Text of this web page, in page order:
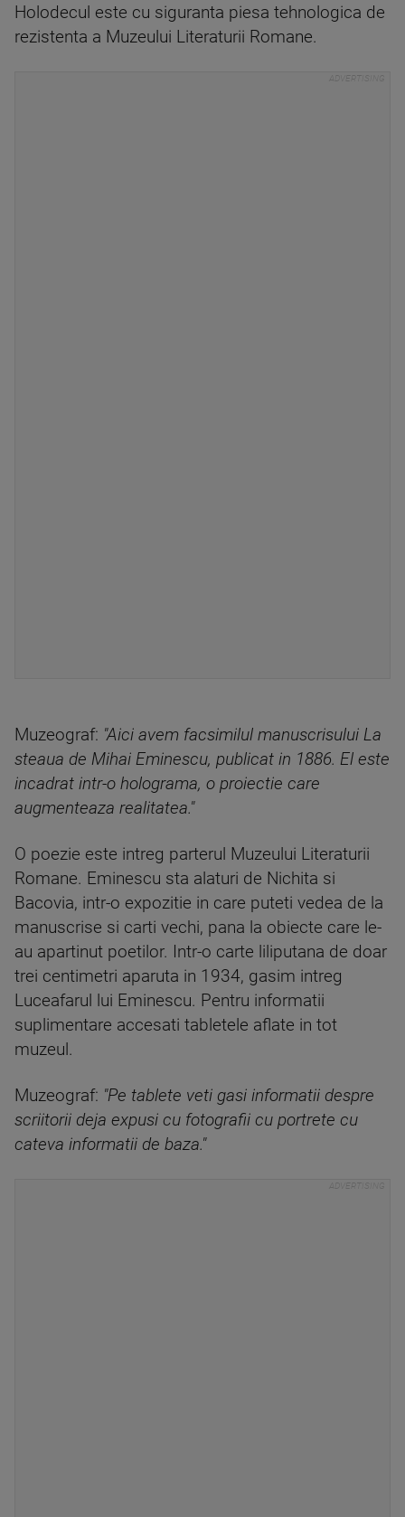
Holodecul este cu siguranta piesa tehnologica de
rezistenta a Muzeului Literaturii Romane.
Muzeograf: "Aici avem facsimilul manuscrisului La
steaua de Mihai Eminescu, publicat in 1886. El este
incadrat intr-o holograma, o proiectie care
augmenteaza realitatea."
O poezie este intreg parterul Muzeului Literaturii
Romane. Eminescu sta alaturi de Nichita si
Bacovia, intr-o expozitie in care puteti vedea de la
manuscrise si carti vechi, pana la obiecte care le-
au apartinut poetilor. Intr-o carte liliputana de doar
trei centimetri aparuta in 1934, gasim intreg
Luceafarul lui Eminescu. Pentru informatii
suplimentare accesati tabletele aflate in tot
muzeul.
Muzeograf: "Pe tablete veti gasi informatii despre
scriitorii deja expusi cu fotografii cu portrete cu
cateva informatii de baza."